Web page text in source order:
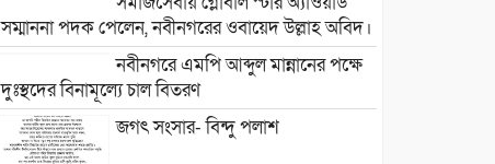
সম্মাননা পদক পেলেন, নবীনগরের ওবায়েদ উল্লাহ অবিদ।
নবীনগরে এমপি আব্দুল মান্নানের পক্ষে
দুঃস্থদের বিনামূল্যে চাল বিতরণ
জগৎ সংসার- বিন্দু পলাশ